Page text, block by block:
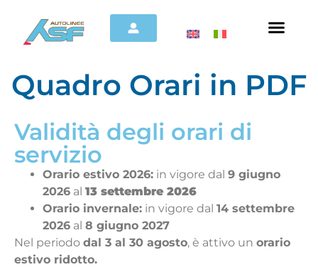
Quadro Orari in PDF
Validità degli orari di
servizio
Orario estivo 2026: in vigore dal 9 giugno
2026 al 13 settembre 2026
Orario invernale: in vigore dal 14 settembre
2026 al 8 giugno 2027
Nel periodo dal 3 al 30 agosto, è attivo un orario
estivo ridotto.